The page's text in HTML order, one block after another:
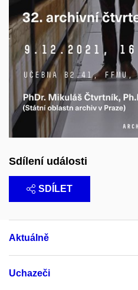
Sdílení události
SDÍLET
Aktuálně
Uchazeči